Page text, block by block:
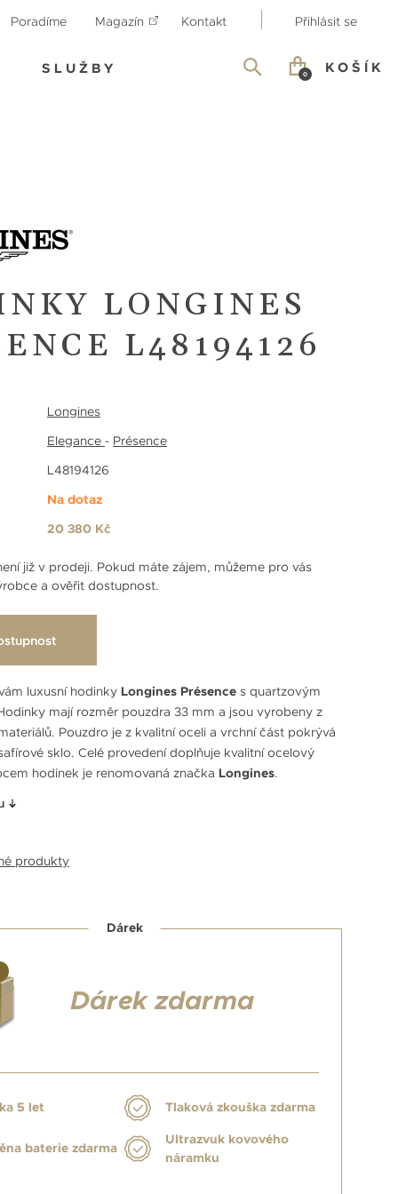
Poradíme Magazín Kontakt Přihlásit se
SLUŽBY KOŠÍK
0
LONGINES
L48194126
Longines
Elegance - Présence
L48194126
Na dotaz
20 380 Kč
již v prodeji. Pokud máte zájem, můžeme pro vás
a ověřit dostupnost.
luxusní hodinky Longines Présence s quartzovým
mají rozměr pouzdra 33 mm a jsou vyrobeny z
Pouzdro je z kvalitní oceli a vrchní část pokrývá
sklo. Celé provedení doplňuje kvalitní ocelový
hodinek je renomovaná značka Longines.
produkty
Dárek
Dárek zdarma
5 let Tlaková zkouška zdarma
baterie zdarma
Ultrazvuk kovového
náramku